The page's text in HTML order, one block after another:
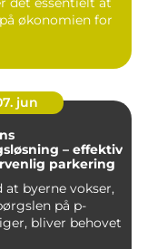
økonomien for
jun
– effektiv
parkering
at byerne vokser,
på p-
bliver behovet